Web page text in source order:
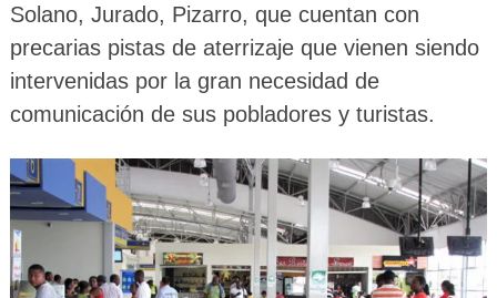
Solano, Jurado, Pizarro, que cuentan con
precarias pistas de aterrizaje que vienen siendo
intervenidas por la gran necesidad de
comunicación de sus pobladores y turistas.